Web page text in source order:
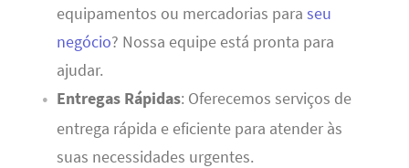
equipamentos ou mercadorias para seu
negócio? Nossa equipe está pronta para
ajudar.
Entregas Rápidas: Oferecemos serviços de
entrega rápida e eficiente para atender às
suas necessidades urgentes.